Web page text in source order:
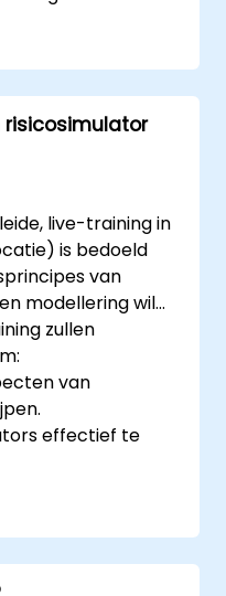
risicosimulator
live-training in
is bedoeld
van
modellering wil
zullen
van
effectief te